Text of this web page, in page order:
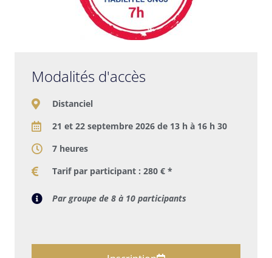
Modalités d'accès
Distanciel
21 et 22 septembre 2026 de 13 h à 16 h 30
7 heures
Tarif par participant : 280 € *
Par groupe de 8 à 10 participants